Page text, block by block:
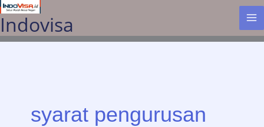
Lewati
ke
konten
Indovisa
syarat pengurusan